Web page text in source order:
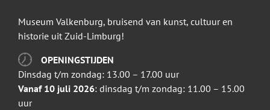
Museum Valkenburg, bruisend van kunst, cultuur en
historie uit Zuid-Limburg!
OPENINGSTIJDEN
Dinsdag t/m zondag: 13.00 – 17.00 uur
Vanaf 10 juli 2026: dinsdag t/m zondag: 11.00 – 15.00
uur